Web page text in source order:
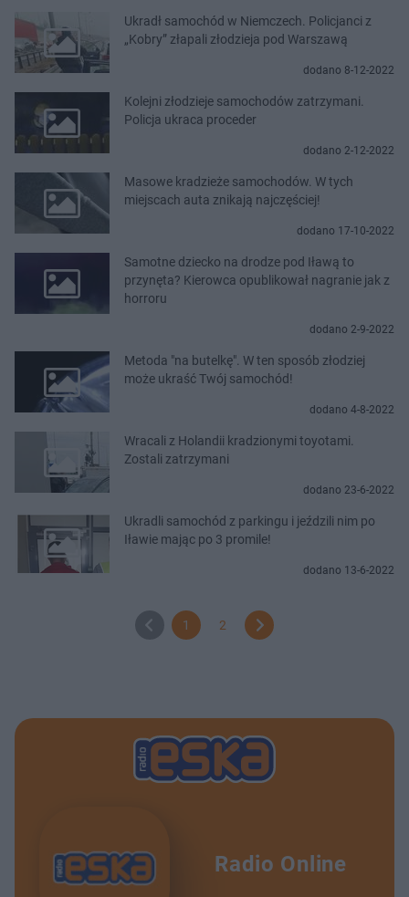
Ukradł samochód w Niemczech. Policjanci z
„Kobry” złapali złodzieja pod Warszawą
dodano 8-12-2022
Kolejni złodzieje samochodów zatrzymani.
Policja ukraca proceder
dodano 2-12-2022
Masowe kradzieże samochodów. W tych
miejscach auta znikają najczęściej!
dodano 17-10-2022
Samotne dziecko na drodze pod Iławą to
przynęta? Kierowca opublikował nagranie jak z
horroru
dodano 2-9-2022
Metoda "na butelkę". W ten sposób złodziej
może ukraść Twój samochód!
dodano 4-8-2022
Wracali z Holandii kradzionymi toyotami.
Zostali zatrzymani
dodano 23-6-2022
Ukradli samochód z parkingu i jeździli nim po
Iławie mając po 3 promile!
dodano 13-6-2022
1 2
Radio Online